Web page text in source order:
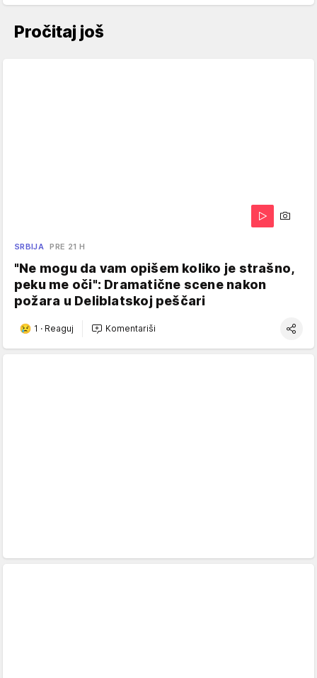
Pročitaj još
SRBIJA PRE 21 H
"Ne mogu da vam opišem koliko je strašno,
peku me oči": Dramatične scene nakon
požara u Deliblatskoj peščari
1 · Reaguj Komentariši